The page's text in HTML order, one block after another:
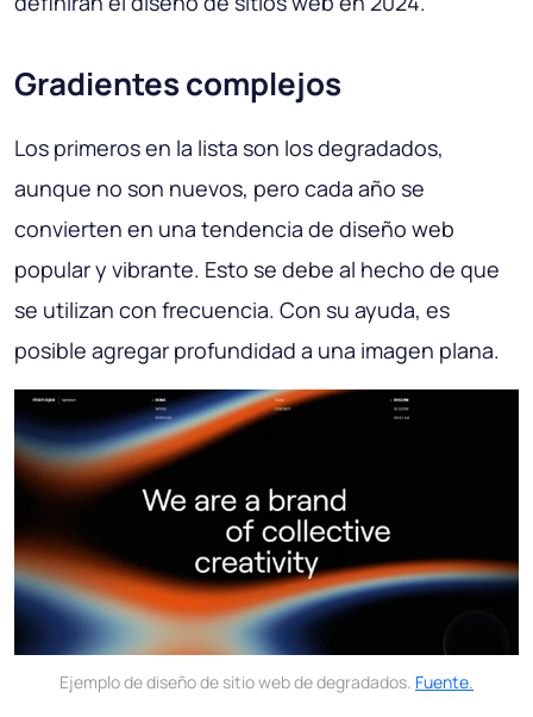
Gradientes complejos
Los primeros en la lista son los degradados,
aunque no son nuevos, pero cada año se
convierten en una tendencia de diseño web
popular y vibrante. Esto se debe al hecho de que
se utilizan con frecuencia. Con su ayuda, es
posible agregar profundidad a una imagen plana.
Ejemplo de diseño de sitio web de degradados. Fuente.